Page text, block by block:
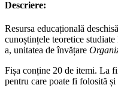
Descriere:
Resursa educațională
cunoștințele teoretice
a, unitatea de învățare
Fișa conține 20 de itemi. La
pentru care poate fi folosită